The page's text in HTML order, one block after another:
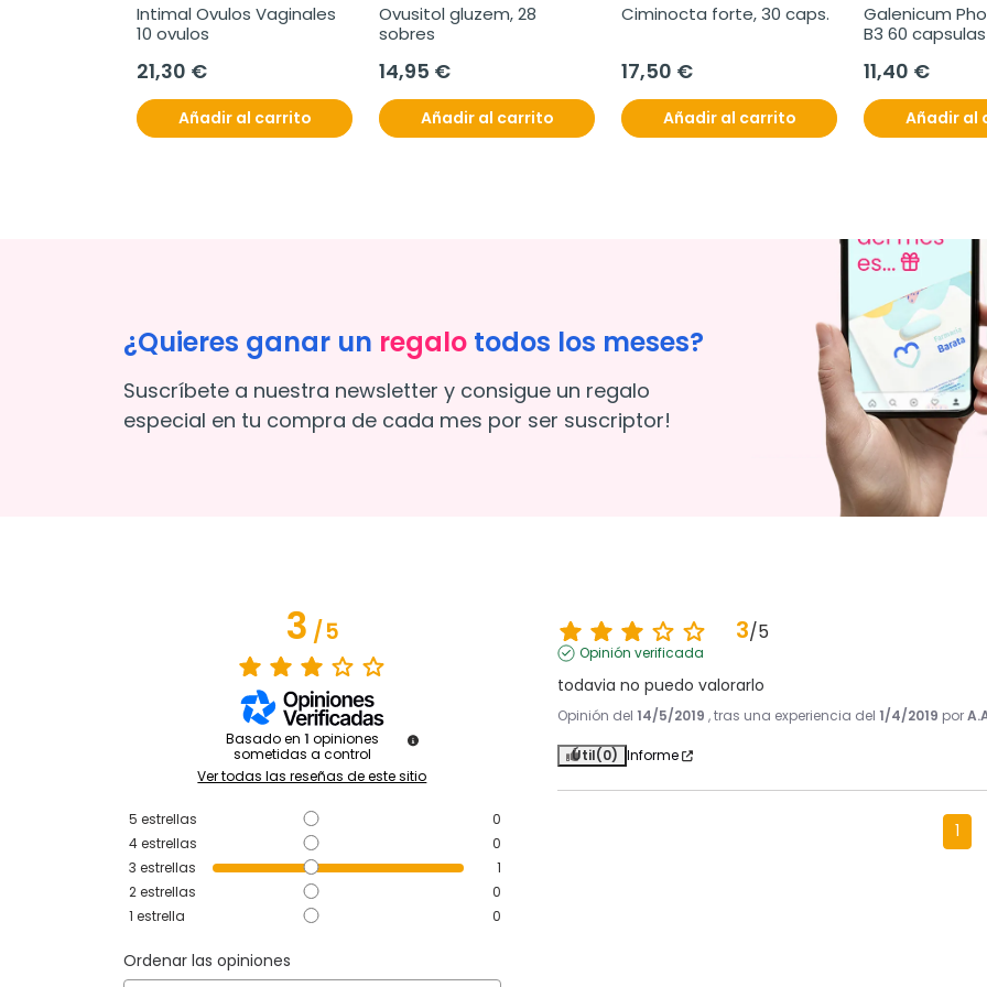
Intimal Ovulos Vaginales
10 ovulos
21,30 €
Añadir al carrito
Ovusitol gluzem, 28
sobres
14,95 €
Añadir al carrito
Ciminocta forte, 30 caps.
17,50 €
Añadir al carrito
Galenicum
B3 60 capsulas
11,40 €
Añadir al
¿Quieres ganar un regalo todos los meses?
Suscríbete a nuestra newsletter y consigue un regalo
especial en tu compra de cada mes por ser suscriptor!
3/5
Basado en 1 opiniones
sometidas a control
Ver todas las reseñas de este sitio
5 estrellas
0
4estrellas
0
3 estrellas
1
2estrellas
0
1 estrella 0
Ordenar las opiniones
3/5
Opinión verificada
todavia no puedo valorarlo
Opinión del 14/5/2019 , tras una experiencia del 1/4/2019 por
Útil(0) Informe
1